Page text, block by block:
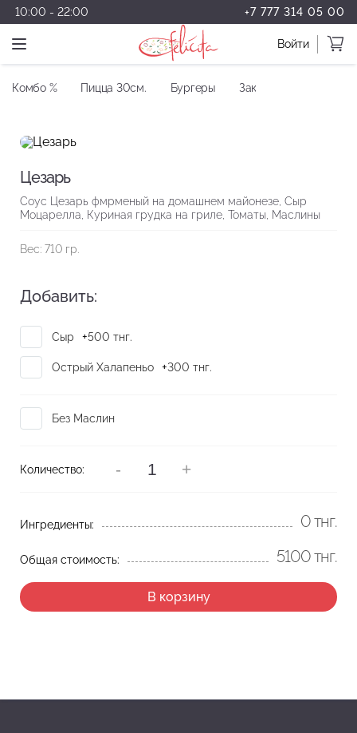
10:00 - 22:00 +7 777 314 05 00
Войти
Комбо % Пицца 30см. Бургеры Закуски
Цезарь
Соус Цезарь фмрменый на домашнем майонезе, Сыр
Моцарелла, Куриная грудка на гриле, Томаты, Маслины
Вес: 710 гр.
Добавить:
Сыр +500 тнг.
Острый Халапеньо +300 тнг.
Без Маслин
Количество: - +
Ингредиенты: 0тнг.
Общая стоимость: 5100тнг.
В корзину